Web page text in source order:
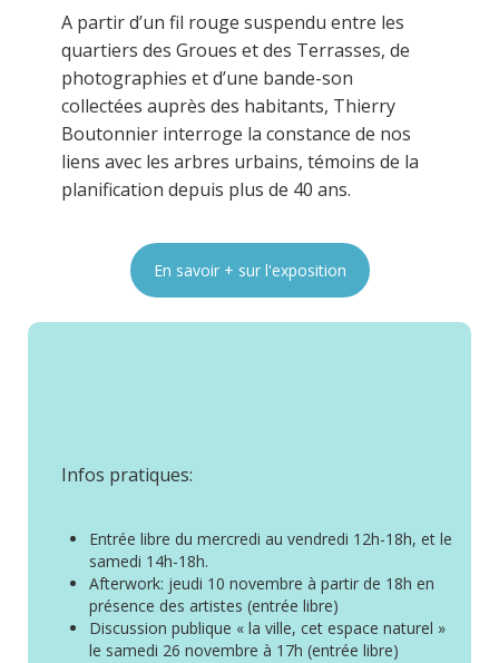
A partir d’un fil rouge suspendu entre les
quartiers des Groues et des Terrasses, de
photographies et d’une bande-son
collectées auprès des habitants, Thierry
Boutonnier interroge la constance de nos
liens avec les arbres urbains, témoins de la
planification depuis plus de 40 ans.
En savoir + sur l'exposition
Infos pratiques:
Entrée libre du mercredi au vendredi 12h-18h, et le
samedi 14h-18h.
Afterwork: jeudi 10 novembre à partir de 18h en
présence des artistes (entrée libre)
Discussion publique « la ville, cet espace naturel »
le samedi 26 novembre à 17h (entrée libre)